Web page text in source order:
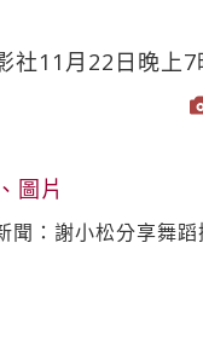
社11月22日晚上7
圖片
聞：謝小松分享舞